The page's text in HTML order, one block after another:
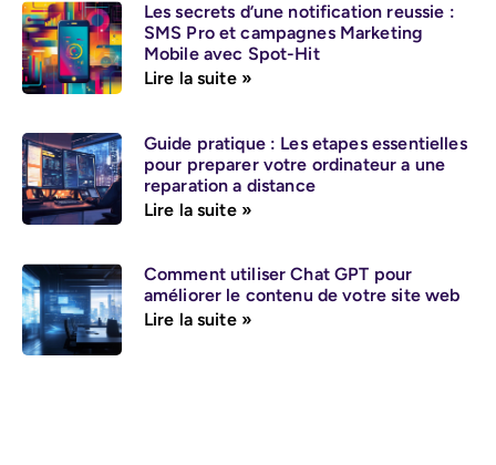
Les secrets d’une notification reussie :
SMS Pro et campagnes Marketing
Mobile avec Spot-Hit
Lire la suite »
Guide pratique : Les etapes essentielles
pour preparer votre ordinateur a une
reparation a distance
Lire la suite »
Comment utiliser Chat GPT pour
améliorer le contenu de votre site web
Lire la suite »